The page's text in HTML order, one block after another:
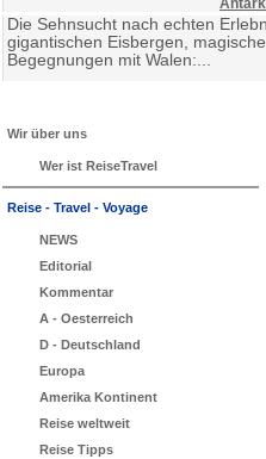
Die Sehnsucht nach echten
gigantischen Eisbergen,
Begegnungen mit Walen:...
Wir über uns
Wer ist ReiseTravel
Reise - Travel - Voyage
NEWS
Editorial
Kommentar
A - Oesterreich
D - Deutschland
Europa
Amerika Kontinent
Reise weltweit
Reise Tipps